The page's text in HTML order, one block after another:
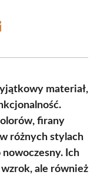
materiał,
firany
różnych stylach
Ich
ale również